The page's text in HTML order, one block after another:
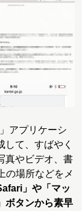
アプリケーシ
して、すばやく
真やビデオ、書
の場所などをメ
」や「マッ
ボタンから素早